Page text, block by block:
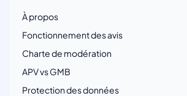
À propos
Fonctionnement des avis
Charte de modération
APV vs GMB
Protection des données